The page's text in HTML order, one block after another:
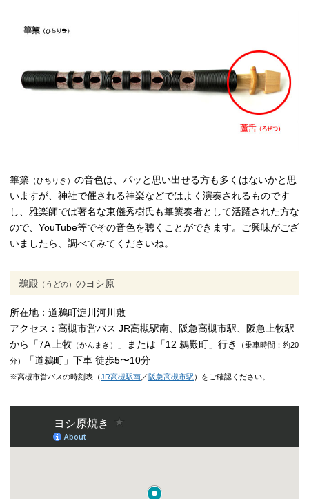
篳篥 （ひちりき） の音色は、パッと思い出せる方も多くはないかと思
いますが、神社で催される神楽などではよく演奏されるものです
し、雅楽師では著名な東儀秀樹氏も篳篥奏者として活躍された方な
ので、YouTube等でその音色を聴くことができます。ご興味がござ
いましたら、調べてみてくださいね。
鵜殿（うどの） のヨシ原
所在地：道鵜町淀川河川敷
アクセス：高槻市営バス JR高槻駅南、阪急高槻市駅、阪急上牧駅
から「7A 上牧 （かんまき） 」または「12 鵜殿町」行き
（乗車時間：約20
分）
「道鵜町」下車 徒歩5〜10分
※高槻市営バスの時刻表（JR高槻駅南 ／阪急高槻市駅） をご確認ください。